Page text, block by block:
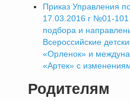
Приказ Управления
17.03.2016 г №01-
подбора и
Всероссийские
«Орленок» и
«Артек» с
Родителям